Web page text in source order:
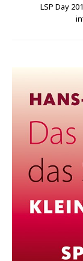
LSP Day